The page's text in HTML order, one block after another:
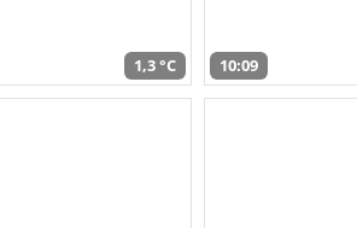
1,3 °C 10:09